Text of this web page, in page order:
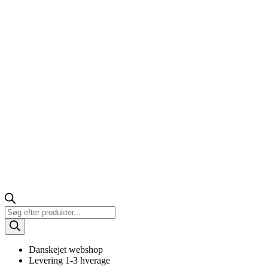
Products
search
Danskejet webshop
Levering 1-3 hverage